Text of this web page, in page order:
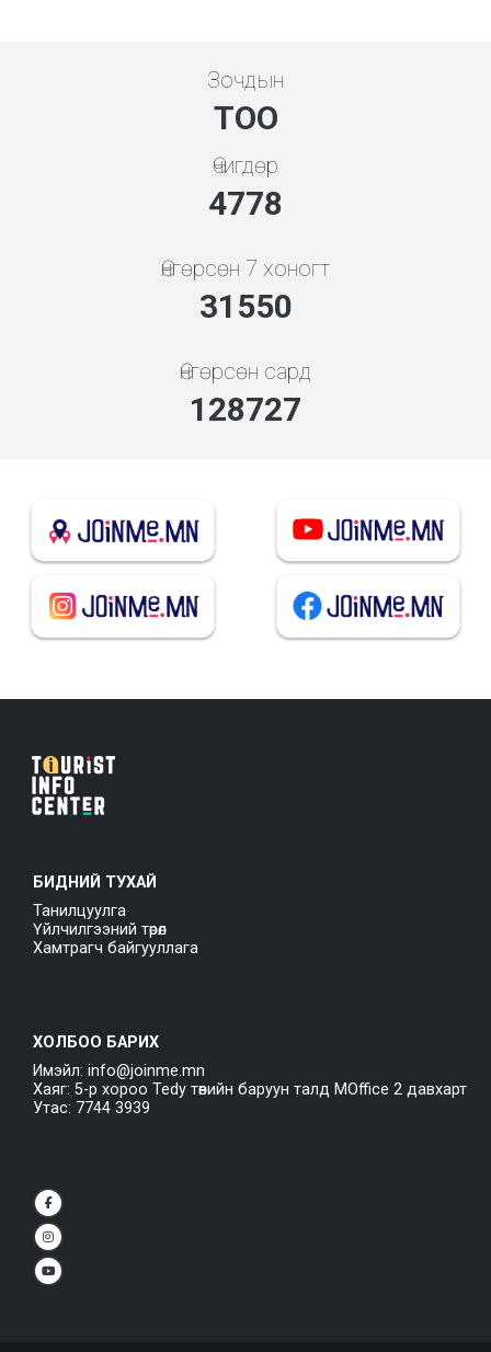
Зочдын
ТОО
Өчигдөр
5119
Өнгөрсөн 7 хоногт
33804
Өнгөрсөн сард
137922
БИДНИЙ ТУХАЙ
Танилцуулга
Үйлчилгээний төрөл
Хамтрагч байгууллага
ХОЛБОО БАРИХ
Имэйл: info@joinme.mn
Хаяг: 5-р хороо Tedy төвийн баруун талд MOffice 2 давхарт
Утас: 7744 3939